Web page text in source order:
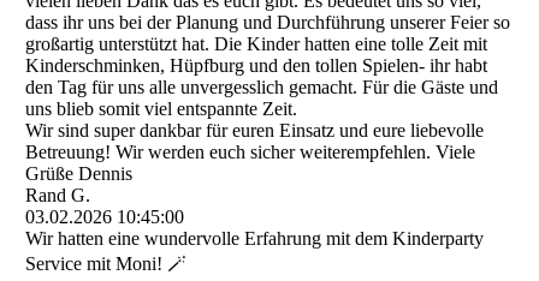
dass ihr uns bei der Planung und Durchführung unserer Feier so
großartig unterstützt hat. Die Kinder hatten eine tolle Zeit mit
Kinderschminken, Hüpfburg und den tollen Spielen- ihr habt
den Tag für uns alle unvergesslich gemacht. Für die Gäste und
uns blieb somit viel entspannte Zeit.
Wir sind super dankbar für euren Einsatz und eure liebevolle
Betreuung! Wir werden euch sicher weiterempfehlen. Viele
Grüße Dennis
Rand G.
03.02.2026 10:45:00
Wir hatten eine wundervolle Erfahrung mit dem Kinderparty
Service mit Moni! 🪄